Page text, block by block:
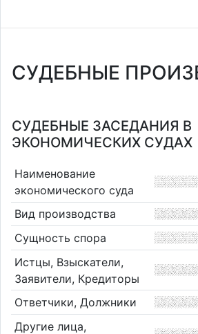
СУДЕБНЫЕ
СУДЕБНЫЕ ЗАСЕДАНИЯ В
ЭКОНОМИЧЕСКИХ СУДАХ
Наименование
экономического суда
Вид производства
Сущность спора
Истцы, Взыскатели,
Заявители, Кредиторы
Ответчики, Должники
Другие лица,